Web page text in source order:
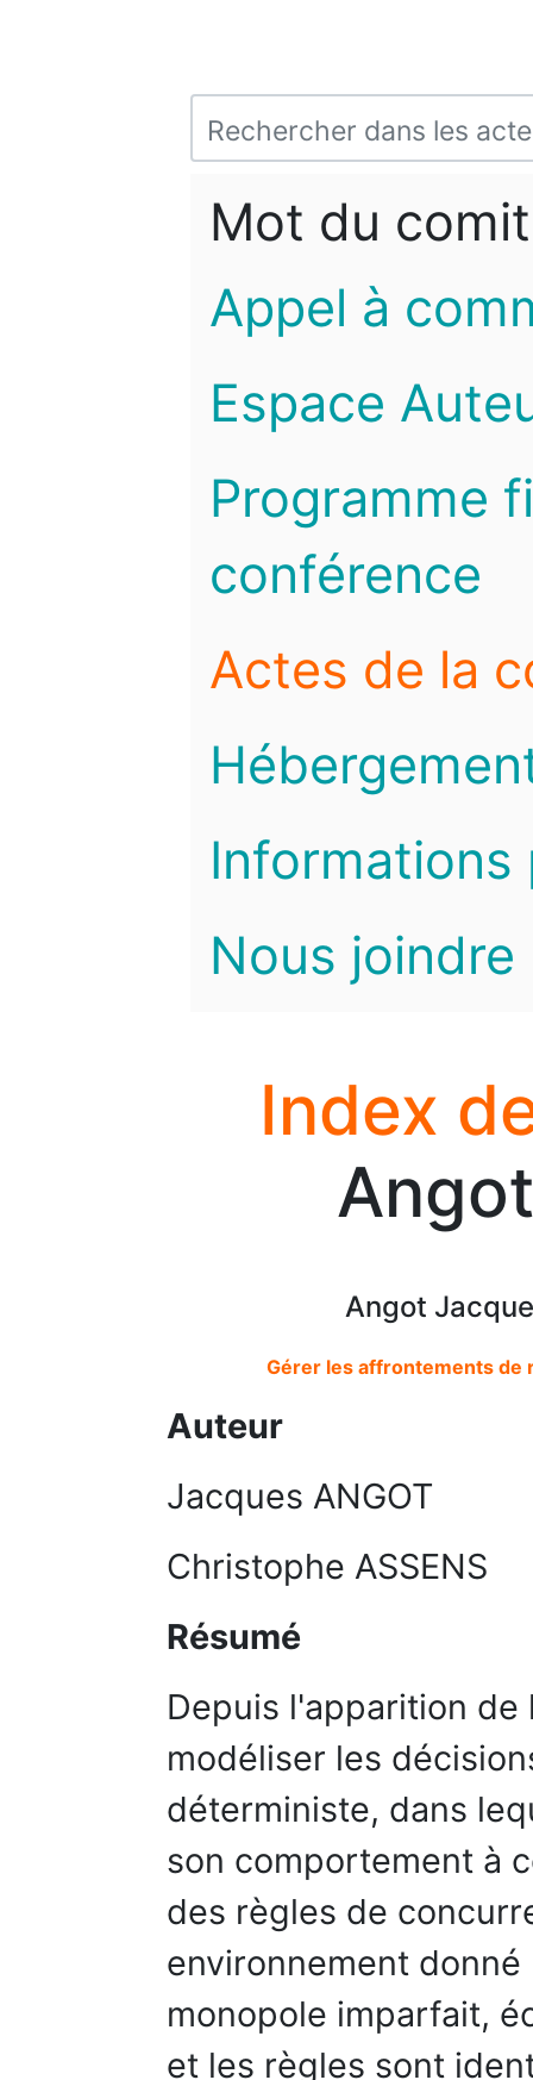
Mot du
Appel à
Espace
Programme
conférence
Actes de la
Informations
Nous joindre
Index
Angot
Gérer les affrontements de
Auteur
Jacques ANGOT
Christophe ASSENS
Résumé
Depuis l'apparition
modéliser les
déterministe, dans
son comportement à
des règles de
environnement
monopole imparfait,
et les règles sont